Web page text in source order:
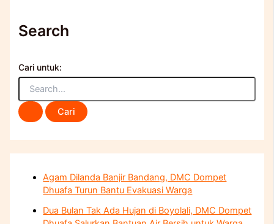
Search
Cari untuk:
Agam Dilanda Banjir Bandang, DMC Dompet
Dhuafa Turun Bantu Evakuasi Warga
Dua Bulan Tak Ada Hujan di Boyolali, DMC Dompet